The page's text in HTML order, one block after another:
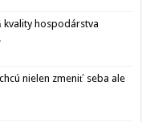
kvality hospodárstva
nielen zmeniť seba ale